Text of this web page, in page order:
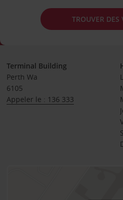
TROUVER DES
Terminal Building
Perth Wa
6105
Appeler le : 136 333